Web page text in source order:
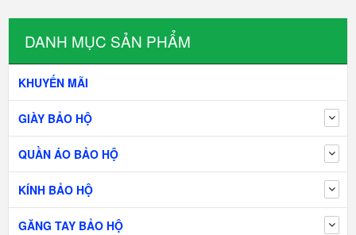
DANH MỤC SẢN PHẨM
KHUYẾN MÃI
GIÀY BẢO HỘ
QUẦN ÁO BẢO HỘ
KÍNH BẢO HỘ
GĂNG TAY BẢO HỘ